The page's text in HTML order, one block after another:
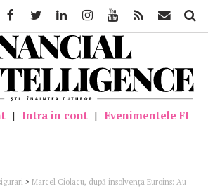
| Intra in cont | Evenimentele FI
> Marcel Ciolacu, după insolvenţa Euroins: Au
FacebookTwitter LinkedinInstagramYoutube Feed Mail